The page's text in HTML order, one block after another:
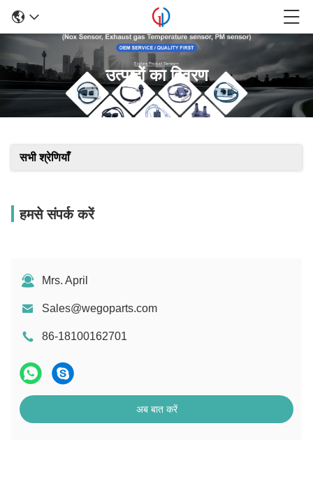
उत्पादों का विवरण
सभी श्रेणियाँ
हमसे संपर्क करें
Mrs. April
Sales@wegoparts.com
86-18100162701
अब बात करें